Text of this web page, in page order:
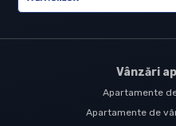
Vânzări
Apartamente
Apartamente de